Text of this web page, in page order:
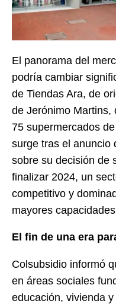
El panorama del
podría cambiar
de Tiendas Ara, de
de Jerónimo Martins,
75 supermercados
surge tras el anuncio
sobre su decisión de
finalizar 2024, un
competitivo y
mayores
El fin de una era
Colsubsidio informó
en áreas sociales
educación, vivienda